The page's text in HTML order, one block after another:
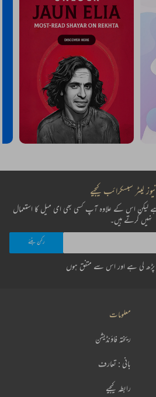
لیٹر سبسکرائب کیجیے
لیکن اس کے علاوہ آپ کسی بھی ای میل کا استعمال
نہیں کرتے ہیں۔
پڑھ لی ہے اور اس سے متفق ہوں
معلومات
ریختہ فاؤنڈیشن
بانی : تعارف
رابطہ کیجیے